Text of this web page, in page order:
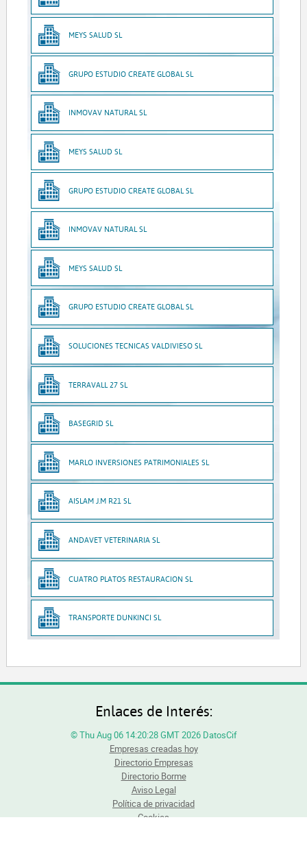
MEYS SALUD SL
GRUPO ESTUDIO CREATE GLOBAL SL
INMOVAV NATURAL SL
MEYS SALUD SL
GRUPO ESTUDIO CREATE GLOBAL SL
INMOVAV NATURAL SL
MEYS SALUD SL
GRUPO ESTUDIO CREATE GLOBAL SL
SOLUCIONES TECNICAS VALDIVIESO SL
TERRAVALL 27 SL
BASEGRID SL
MARLO INVERSIONES PATRIMONIALES SL
AISLAM J.M R21 SL
ANDAVET VETERINARIA SL
CUATRO PLATOS RESTAURACION SL
TRANSPORTE DUNKINCI SL
Enlaces de Interés:
© Thu Aug 06 14:20:28 GMT 2026 DatosCif
Empresas creadas hoy
Directorio Empresas
Directorio Borme
Aviso Legal
Política de privacidad
Cookies